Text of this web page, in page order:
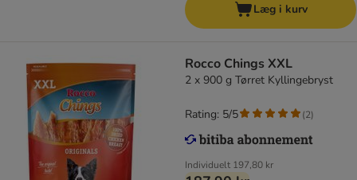
Læg i kurv
Rocco Chings XXL
2 x 900 g Tørret Kyllingebryst
Individuelt 197,80 kr
Rating: 5/5 (2)